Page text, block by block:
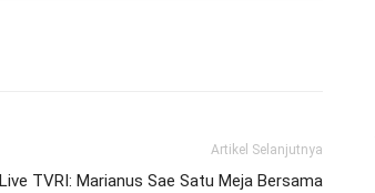
Artikel Selanjutnya
Live TVRI: Marianus Sae Satu Meja Bersama